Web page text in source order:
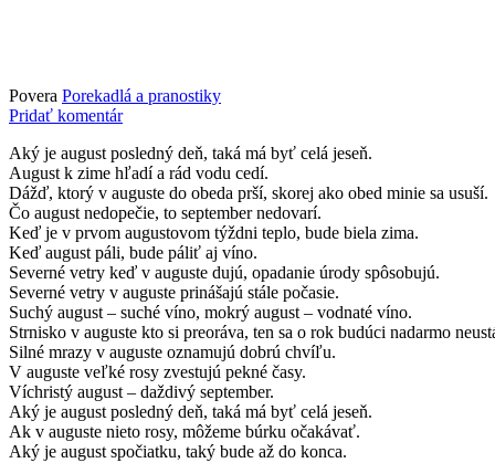
Povera Porekadlá a pranostiky
Pridať komentár
Aký je august posledný deň, taká má byť celá jeseň.
August k zime hľadí a rád vodu cedí.
Dážď, ktorý v auguste do obeda prší, skorej ako obed minie sa usuší.
Čo august nedopečie, to september nedovarí.
Keď je v prvom augustovom týždni teplo, bude biela zima.
Keď august páli, bude páliť aj víno.
Severné vetry keď v auguste dujú, opadanie úrody spôsobujú.
Severné vetry v auguste prinášajú stále počasie.
Suchý august – suché víno, mokrý august – vodnaté víno.
Strnisko v auguste kto si preoráva, ten sa o rok budúci nadarmo
Silné mrazy v auguste oznamujú dobrú chvíľu.
V auguste veľké rosy zvestujú pekné časy.
Víchristý august – daždivý september.
Aký je august posledný deň, taká má byť celá jeseň.
Ak v auguste nieto rosy, môžeme búrku očakávať.
Aký je august spočiatku, taký bude až do konca.